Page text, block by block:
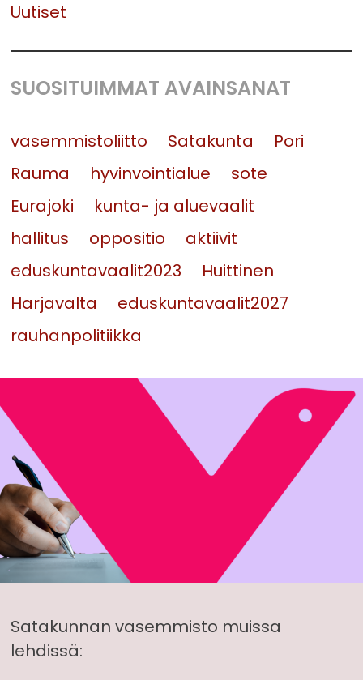
Uutiset
SUOSITUIMMAT AVAINSANAT
vasemmistoliitto Satakunta
Pori
Rauma
hyvinvointialue
sote
Eurajoki
kunta- ja aluevaalit
hallitus
oppositio
aktiivit
eduskuntavaalit2023
Huittinen
Harjavalta
eduskuntavaalit2027
rauhanpolitiikka
Satakunnan vasemmisto muissa
lehdissä: